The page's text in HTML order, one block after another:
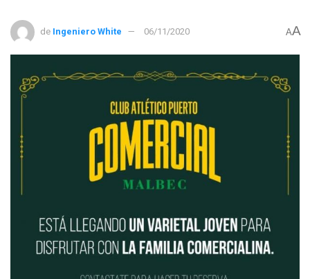
de Ingeniero White 06/11/2020 AA